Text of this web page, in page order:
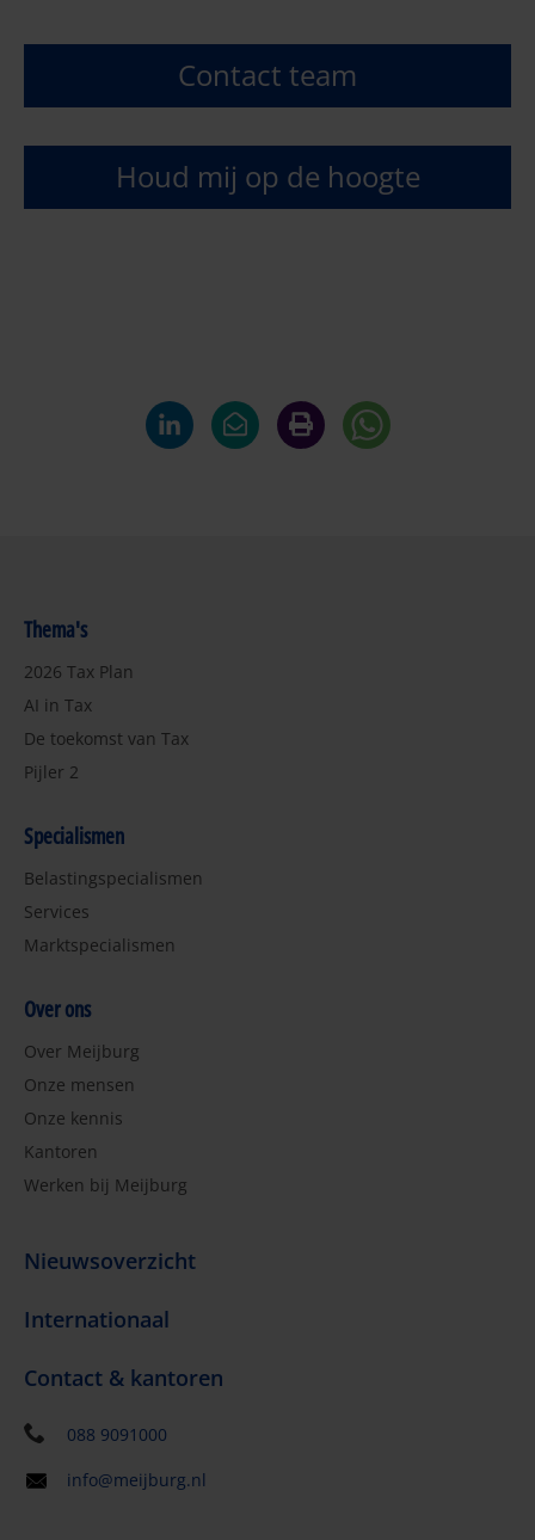
Contact team
Houd mij op de hoogte
Thema's
2026 Tax Plan
AI in Tax
De toekomst van Tax
Pijler 2
Specialismen
Belastingspecialismen
Services
Marktspecialismen
Over ons
Over Meijburg
Onze mensen
Onze kennis
Kantoren
Werken bij Meijburg
Nieuwsoverzicht
Internationaal
Contact & kantoren
088 9091000
info@meijburg.nl